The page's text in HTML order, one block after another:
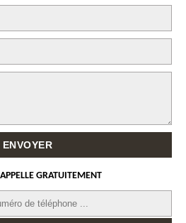
GRATUITEMENT